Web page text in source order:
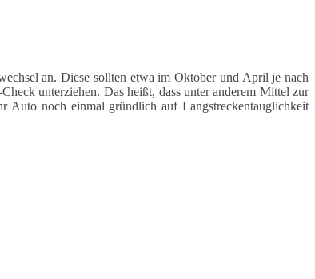
an. Diese sollten etwa im Oktober und April je nach
unterziehen. Das heißt, dass unter anderem Mittel zur
Auto noch einmal gründlich auf Langstreckentauglichkeit